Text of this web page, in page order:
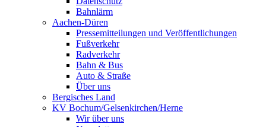
Bahnlärm
Aachen-Düren
Pressemitteilungen und Veröffentlichungen
Fußverkehr
Radverkehr
Bahn & Bus
Auto & Straße
Über uns
Bergisches Land
KV Bochum/Gelsenkirchen/Herne
Wir über uns